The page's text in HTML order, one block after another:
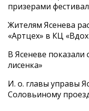
призерами
Жителям Ясенева
«Артцех» в КЦ
В Ясеневе показали
лисенка»
И. о. главы управы
Соловьиному